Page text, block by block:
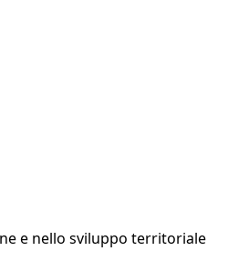
e nello sviluppo territoriale